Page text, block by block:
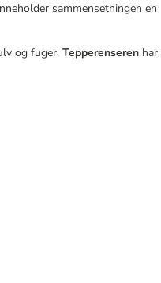
sammensetningen en
og fuger. Tepperenseren har